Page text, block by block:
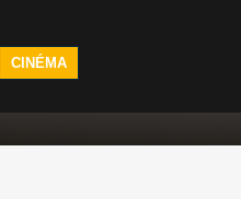
CINÉMA